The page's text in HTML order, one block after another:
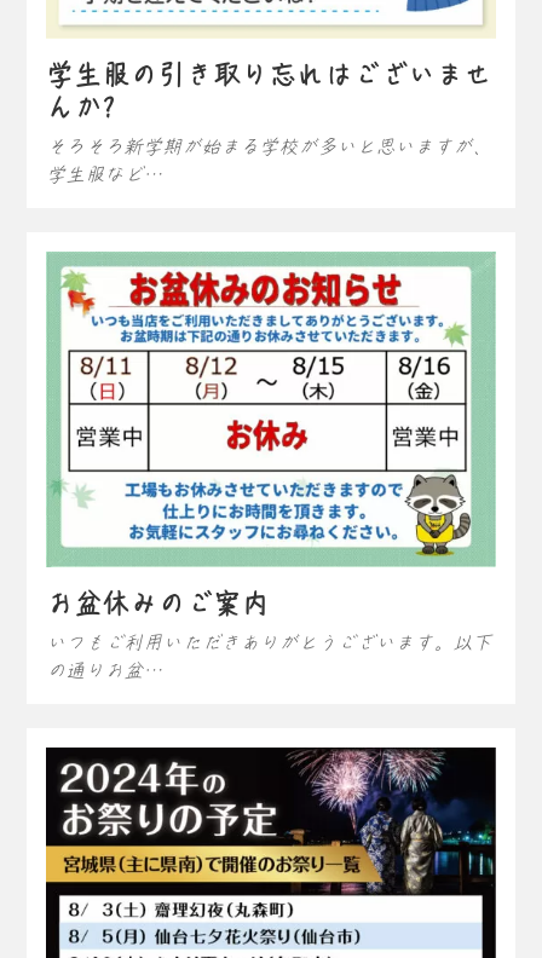
学生服の引き取り忘れはございませ
んか?
そろそろ新学期が始まる学校が多いと思いますが、
学生服など…
お盆休みのご案内
いつもご利用いただきありがとうございます。以下
の通りお盆…